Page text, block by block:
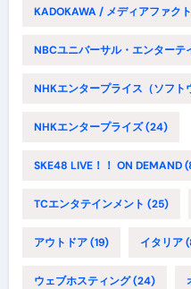
KADOKAWA / メディアファク
NBCユニバーサル・エンターテ
NHKエンタープライス（ソフト
NHKエンタープライズ(24)
SKE48 LIVE！！ ON DEMAND
TCエンタテインメント (25)
アウトドア(19) イタリア
ウェブホスティング(24)